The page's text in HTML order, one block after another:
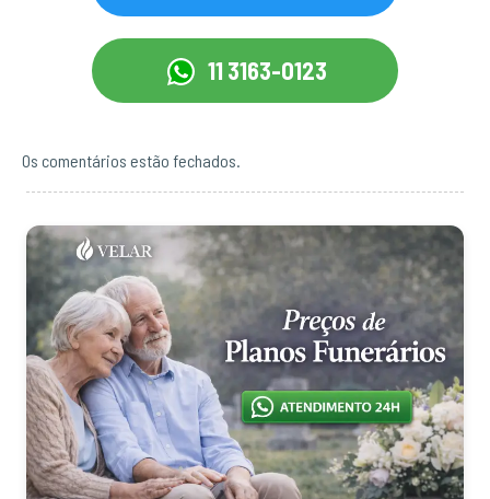
11 3163-0123
Os comentários estão fechados.